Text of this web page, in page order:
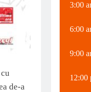
de-a
3:00
6:00
9:00
12:00